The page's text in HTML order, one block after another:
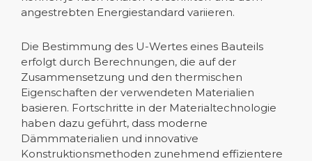
angestrebten Energiestandard variieren.
Die Bestimmung des U-Wertes eines Bauteils
erfolgt durch Berechnungen, die auf der
Zusammensetzung und den thermischen
Eigenschaften der verwendeten Materialien
basieren. Fortschritte in der Materialtechnologie
haben dazu geführt, dass moderne
Dämmmaterialien und innovative
Konstruktionsmethoden zunehmend effizientere